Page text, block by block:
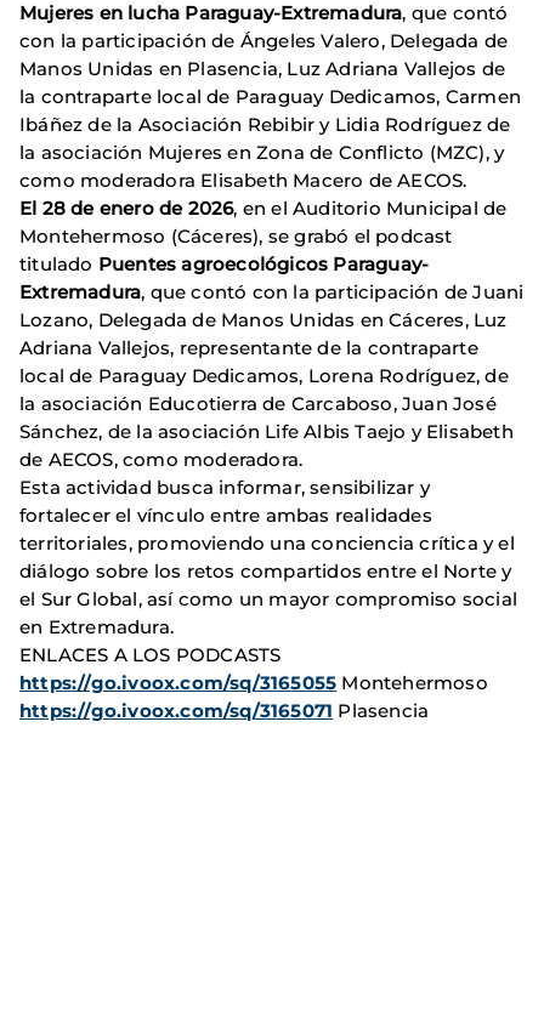
Mujeres en lucha Paraguay-Extremadura, que contó
con la participación de Ángeles Valero, Delegada de
Manos Unidas en Plasencia, Luz Adriana Vallejos de
la contraparte local de Paraguay Dedicamos, Carmen
Ibáñez de la Asociación Rebibir y Lidia Rodríguez de
la asociación Mujeres en Zona de Conflicto (MZC), y
como moderadora Elisabeth Macero de AECOS.
El 28 de enero de 2026, en el Auditorio Municipal de
Montehermoso (Cáceres), se grabó el podcast
titulado Puentes agroecológicos Paraguay-
Extremadura, que contó con la participación de Juani
Lozano, Delegada de Manos Unidas en Cáceres, Luz
Adriana Vallejos, representante de la contraparte
local de Paraguay Dedicamos, Lorena Rodríguez, de
la asociación Educotierra de Carcaboso, Juan José
Sánchez, de la asociación Life Albis Taejo y Elisabeth
de AECOS, como moderadora.
Esta actividad busca informar, sensibilizar y
fortalecer el vínculo entre ambas realidades
territoriales, promoviendo una conciencia crítica y el
diálogo sobre los retos compartidos entre el Norte y
el Sur Global, así como un mayor compromiso social
en Extremadura.
ENLACES A LOS PODCASTS
https://go.ivoox.com/sq/3165055 Montehermoso
https://go.ivoox.com/sq/3165071 Plasencia